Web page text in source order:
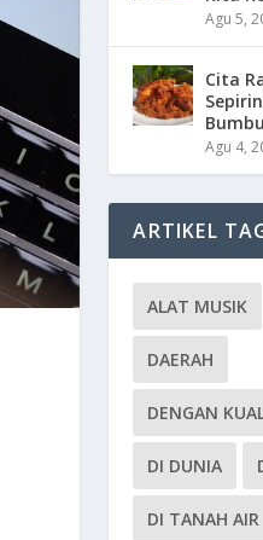
Agu 5,
Cita
Agu 4,
ARTIKEL
ALAT MUSIK
DAERAH
DENGAN
DI DUNIA
DI TANAH AIR